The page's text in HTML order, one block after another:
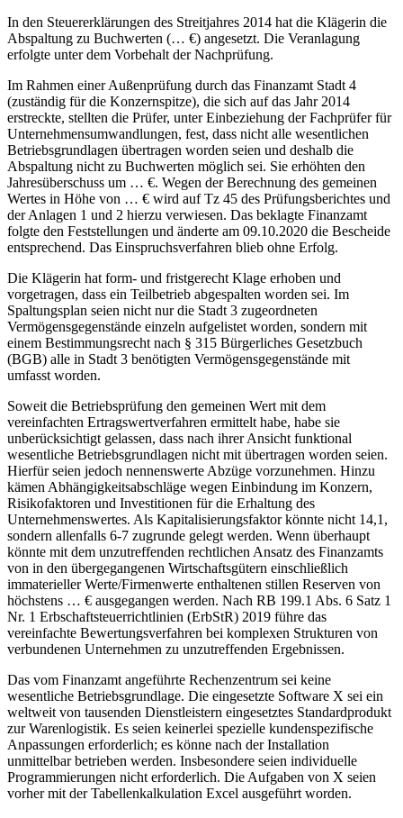
In den Steuererklärungen des Streitjahres 2014 hat die Klägerin die
Abspaltung zu Buchwerten (… €) angesetzt. Die Veranlagung
erfolgte unter dem Vorbehalt der Nachprüfung.
Im Rahmen einer Außenprüfung durch das Finanzamt Stadt 4
(zuständig für die Konzernspitze), die sich auf das Jahr 2014
erstreckte, stellten die Prüfer, unter Einbeziehung der Fachprüfer für
Unternehmensumwandlungen, fest, dass nicht alle wesentlichen
Betriebsgrundlagen übertragen worden seien und deshalb die
Abspaltung nicht zu Buchwerten möglich sei. Sie erhöhten den
Jahresüberschuss um … €. Wegen der Berechnung des gemeinen
Wertes in Höhe von … € wird auf Tz 45 des Prüfungsberichtes und
der Anlagen 1 und 2 hierzu verwiesen. Das beklagte Finanzamt
folgte den Feststellungen und änderte am 09.10.2020 die Bescheide
entsprechend. Das Einspruchsverfahren blieb ohne Erfolg.
Die Klägerin hat form- und fristgerecht Klage erhoben und
vorgetragen, dass ein Teilbetrieb abgespalten worden sei. Im
Spaltungsplan seien nicht nur die Stadt 3 zugeordneten
Vermögensgegenstände einzeln aufgelistet worden, sondern mit
einem Bestimmungsrecht nach § 315 Bürgerliches Gesetzbuch
(BGB) alle in Stadt 3 benötigten Vermögensgegenstände mit
umfasst worden.
Soweit die Betriebsprüfung den gemeinen Wert mit dem
vereinfachten Ertragswertverfahren ermittelt habe, habe sie
unberücksichtigt gelassen, dass nach ihrer Ansicht funktional
wesentliche Betriebsgrundlagen nicht mit übertragen worden seien.
Hierfür seien jedoch nennenswerte Abzüge vorzunehmen. Hinzu
kämen Abhängigkeitsabschläge wegen Einbindung im Konzern,
Risikofaktoren und Investitionen für die Erhaltung des
Unternehmenswertes. Als Kapitalisierungsfaktor könnte nicht 14,1,
sondern allenfalls 6-7 zugrunde gelegt werden. Wenn überhaupt
könnte mit dem unzutreffenden rechtlichen Ansatz des Finanzamts
von in den übergegangenen Wirtschaftsgütern einschließlich
immaterieller Werte/Firmenwerte enthaltenen stillen Reserven von
höchstens … € ausgegangen werden. Nach RB 199.1 Abs. 6 Satz 1
Nr. 1 Erbschaftsteuerrichtlinien (ErbStR) 2019 führe das
vereinfachte Bewertungsverfahren bei komplexen Strukturen von
verbundenen Unternehmen zu unzutreffenden Ergebnissen.
Das vom Finanzamt angeführte Rechenzentrum sei keine
wesentliche Betriebsgrundlage. Die eingesetzte Software X sei ein
weltweit von tausenden Dienstleistern eingesetztes Standardprodukt
zur Warenlogistik. Es seien keinerlei spezielle kundenspezifische
Anpassungen erforderlich; es könne nach der Installation
unmittelbar betrieben werden. Insbesondere seien individuelle
Programmierungen nicht erforderlich. Die Aufgaben von X seien
vorher mit der Tabellenkalkulation Excel ausgeführt worden.